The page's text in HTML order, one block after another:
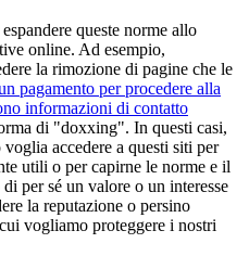
queste norme allo
online. Ad esempio,
la rimozione di pagine che le
pagamento per procedere alla
informazioni di contatto
di "doxxing". In questi casi,
accedere a questi siti per
utili o per capirne le norme e il
per sé un valore o un interesse
la reputazione o persino
vogliamo proteggere i nostri